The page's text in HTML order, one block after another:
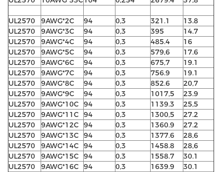
UL2570 9AWG*2C 94 0,3 321.1
13.8
UL2570
9AWG*3C 94 0,3 395
14.7
UL2570
9AWG*4C 94 0,3 485.4
16
UL2570
9AWG*5C 94 0,3 579,6
17.6
UL2570
9AWG*6C 94 0,3 675,7
19.1
UL2570
9AWG*7C 94 0,3 756.9
19.1
UL2570
9AWG*8C 94 0,3 852.6
20,7
UL2570
9AWG*9C 94 0,3 1017,5
23.9
UL2570
9AWG*10C 94 0,3 1139.3
25,5
UL2570
9AWG*11C 94 0,3 1300,5
27.2
UL2570
9AWG*12C 94 0,3 1360.9
27.2
UL2570
9AWG*13C 94 0,3 1377.6
28,6
UL2570
9AWG*14C 94 0,3 1458.8
28,6
UL2570
9AWG*15C 94 0,3 1558.7
30.1
UL2570
9AWG*16C 94 0,3 1639.9
30.1